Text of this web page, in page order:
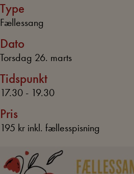
Type
Fællessang
Dato
Torsdag 26. marts
Tidspunkt
17.30 - 19.30
Pris
195 kr inkl. fællesspisning